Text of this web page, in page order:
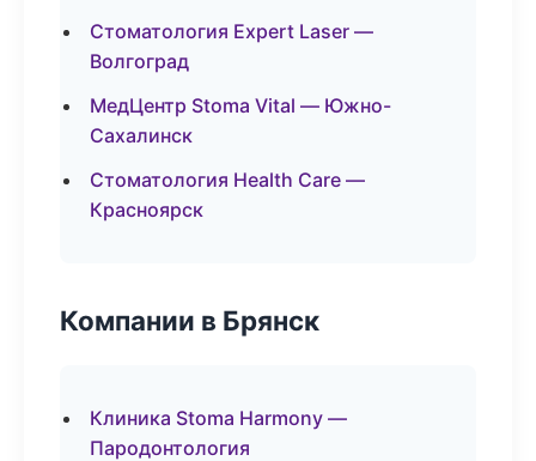
Стоматология Expert Laser —
Волгоград
МедЦентр Stoma Vital — Южно-
Сахалинск
Стоматология Health Care —
Красноярск
Компании в Брянск
Клиника Stoma Harmony —
Пародонтология